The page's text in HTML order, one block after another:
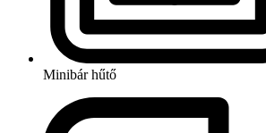
Minibár hűtő